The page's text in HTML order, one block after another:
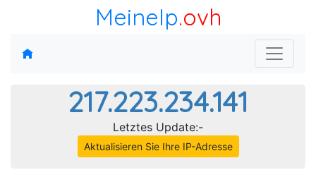
MeineIp.ovh
217.223.234.141
Letztes Update:-
Aktualisieren Sie Ihre IP-Adresse